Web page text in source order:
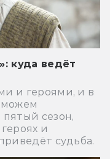
куда ведёт
и героями, и в
пятый сезон,
и
судьба.